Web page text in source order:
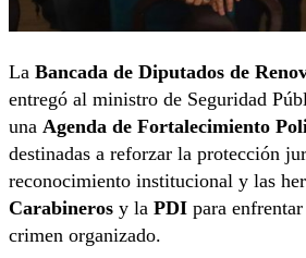
La Bancada de Diputados de
entregó al ministro de Seguridad
una Agenda de Fortalecimiento
destinadas a reforzar la protección
reconocimiento institucional y las
Carabineros y la PDI para
crimen organizado.